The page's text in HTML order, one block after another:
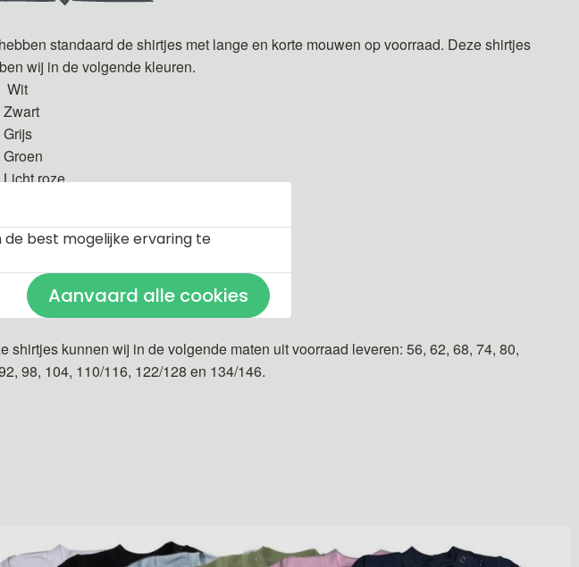
standaard de shirtjes met lange en korte mouwen op voorraad. Deze shirtjes
wij in de volgende kleuren.
Wit
Zwart
Grijs
Groen
Licht roze
Licht blauw
Donker blauw
zijn van 100% katoen gemaakt.
shirtjes kunnen wij in de volgende maten uit voorraad leveren: 56, 62, 68, 74, 80,
98, 104, 110/116, 122/128 en 134/146.
best mogelijke ervaring te
Aanvaard alle cookies